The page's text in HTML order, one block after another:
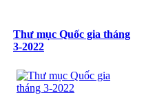
Thư mục Quốc gia tháng
3-2022